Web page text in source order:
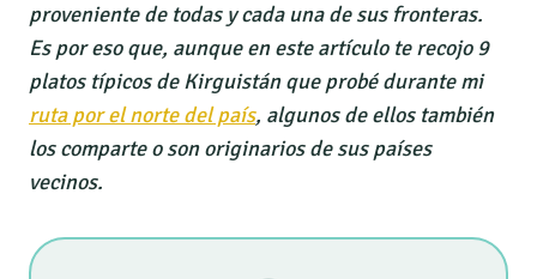
proveniente de todas y cada una de sus fronteras.
Es por eso que, aunque en este artículo te recojo 9
platos típicos de Kirguistán que probé durante mi
ruta por el norte del país, algunos de ellos también
los comparte o son originarios de sus países
vecinos.